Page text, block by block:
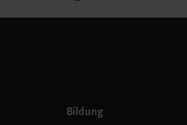
Bildung